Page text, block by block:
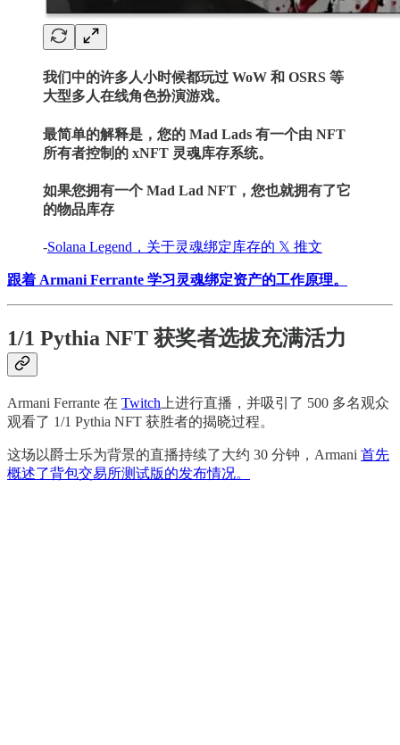
我们中的许多人小时候都玩过 WoW 和 OSRS 等
大型多人在线角色扮演游戏。
最简单的解释是，您的 Mad Lads 有一个由 NFT
所有者控制的 xNFT 灵魂库存系统。
如果您拥有一个 Mad Lad NFT，您也就拥有了它
的物品库存
-Solana Legend，关于灵魂绑定库存的 𝕏 推文
跟着 Armani Ferrante 学习灵魂绑定资产的工作原理。
1/1 Pythia NFT 获奖者选拔充满活力
Armani Ferrante 在 Twitch 上进行直播，并吸引了 500 多名观众
观看了 1/1 Pythia NFT 获胜者的揭晓过程。
这场以爵士乐为背景的直播持续了大约 30 分钟，Armani 首先
概述了背包交易所测试版的发布情况。